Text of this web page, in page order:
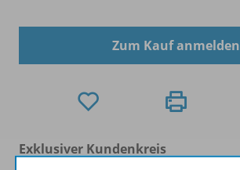
Zum Kauf anmelden
Exklusiver Kundenkreis